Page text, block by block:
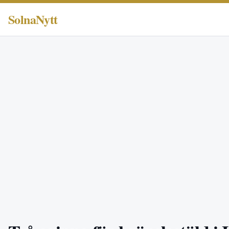
SolnaNytt